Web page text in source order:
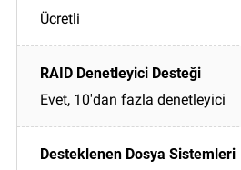
Ücretli
Evet, 10'dan fazla denetleyici